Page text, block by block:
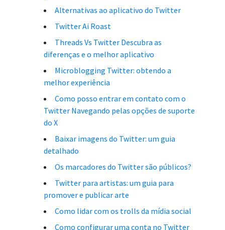
Alternativas ao aplicativo do Twitter
Twitter Ai Roast
Threads Vs Twitter Descubra as
diferenças e o melhor aplicativo
Microblogging Twitter: obtendo a
melhor experiência
Como posso entrar em contato com o
Twitter Navegando pelas opções de suporte
do X
Baixar imagens do Twitter: um guia
detalhado
Os marcadores do Twitter são públicos?
Twitter para artistas: um guia para
promover e publicar arte
Como lidar com os trolls da mídia social
Como configurar uma conta no Twitter